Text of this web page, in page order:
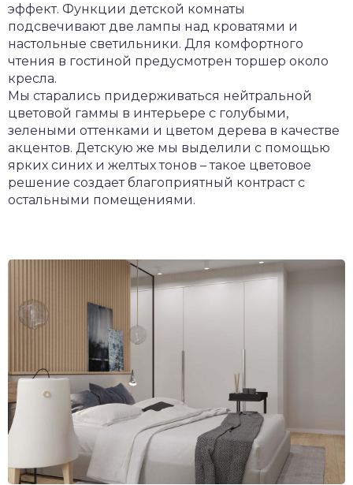
эффект. Функции детской комнаты
подсвечивают две лампы над кроватями и
настольные светильники. Для комфортного
чтения в гостиной предусмотрен торшер около
кресла.
Мы старались придерживаться нейтральной
цветовой гаммы в интерьере с голубыми,
зелеными оттенками и цветом дерева в качестве
акцентов. Детскую же мы выделили с помощью
ярких синих и желтых тонов – такое цветовое
решение создает благоприятный контраст с
остальными помещениями.